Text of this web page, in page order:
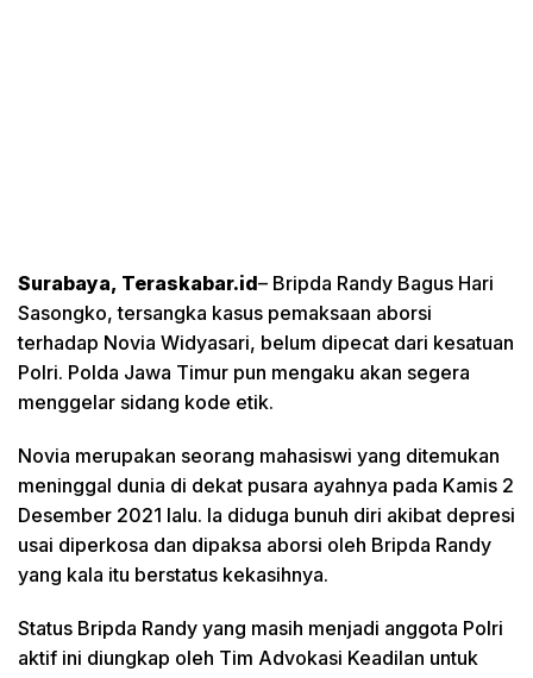
Surabaya, Teraskabar.id– Bripda Randy Bagus Hari
Sasongko, tersangka kasus pemaksaan aborsi
terhadap Novia Widyasari, belum dipecat dari kesatuan
Polri. Polda Jawa Timur pun mengaku akan segera
menggelar sidang kode etik.
Novia merupakan seorang mahasiswi yang ditemukan
meninggal dunia di dekat pusara ayahnya pada Kamis 2
Desember 2021 lalu. Ia diduga bunuh diri akibat depresi
usai diperkosa dan dipaksa aborsi oleh Bripda Randy
yang kala itu berstatus kekasihnya.
Status Bripda Randy yang masih menjadi anggota Polri
aktif ini diungkap oleh Tim Advokasi Keadilan untuk